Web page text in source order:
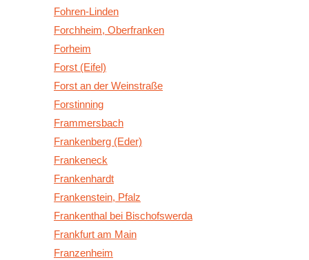
Fohren-Linden
Forchheim, Oberfranken
Forheim
Forst (Eifel)
Forst an der Weinstraße
Forstinning
Frammersbach
Frankenberg (Eder)
Frankeneck
Frankenhardt
Frankenstein, Pfalz
Frankenthal bei Bischofswerda
Frankfurt am Main
Franzenheim